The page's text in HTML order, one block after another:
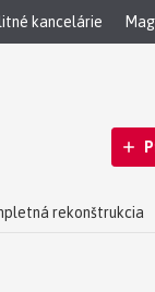
kancelárie
rekonštrukcia